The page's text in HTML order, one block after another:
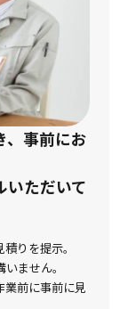
、事前にお
いただいて
りを提示。
ません。
業前に事前に見